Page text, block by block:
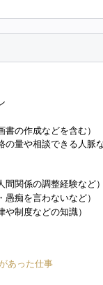
の作成などを含む）
の量や相談できる人脈
間関係の調整経験など
愚痴を言わないなど）
制度などの知識）
あった仕事